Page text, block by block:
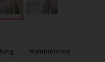
Kommentare